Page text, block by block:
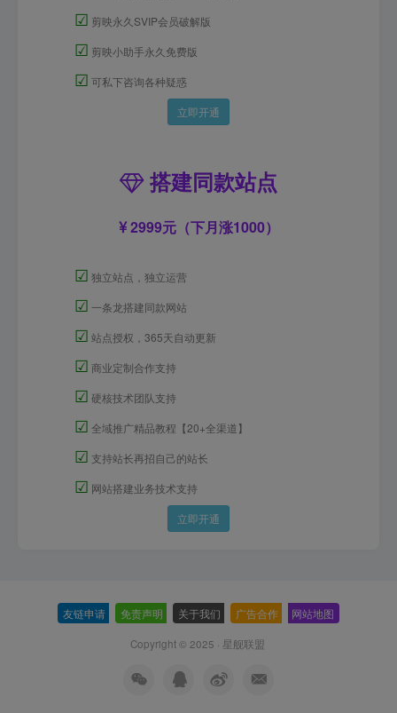
☑ 剪映永久SVIP会员破解版
☑ 剪映小助手永久免费版
☑ 可私下咨询各种疑惑
立即开通
搭建同款站点
2999元（下月涨1000）
☑ 独立站点，独立运营
☑ 一条龙搭建同款网站
☑ 站点授权，365天自动更新
☑ 商业定制合作支持
☑ 硬核技术团队支持
☑ 全域推广精品教程【20+全渠道】
☑ 支持站长再招自己的站长
☑ 网站搭建业务技术支持
立即开通
友链申请 免责声明 关于我们 广告合作 网站地图
Copyright © 2025 · 星舰联盟